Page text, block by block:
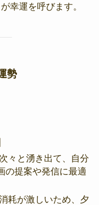
幸運を呼びます。
勢
々と湧き出て、自分
の提案や発信に最適
耗が激しいため、夕